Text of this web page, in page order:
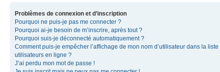
Problèmes de connexion et d’inscription
Pourquoi ne puis-je pas me connecter ?
Pourquoi ai-je besoin de m’inscrire, après tout ?
Pourquoi suis-je déconnecté automatiquement ?
Comment puis-je empêcher l’affichage de mon nom d’utilisateur dans la liste
utilisateurs en ligne ?
J’ai perdu mon mot de passe !